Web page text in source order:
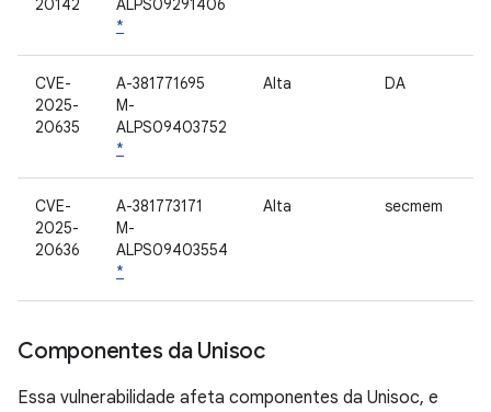
20142
ALPS09291406
*
CVE-
2025-
20635
A-381771695
M-
ALPS09403752
*
Alta DA
CVE-
2025-
20636
A-381773171
M-
ALPS09403554
*
Alta secmem
Componentes da Unisoc
Essa vulnerabilidade afeta componentes da Unisoc, e